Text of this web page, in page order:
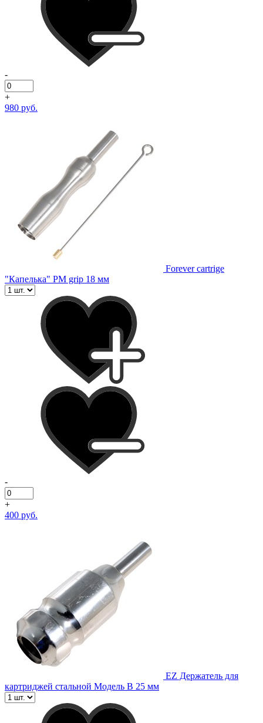
-
+
980 руб.
Forever cartrige
"Капелька" PM grip 18 мм
-
+
400 руб.
EZ Держатель для
картриджей стальной Модель B 25 мм